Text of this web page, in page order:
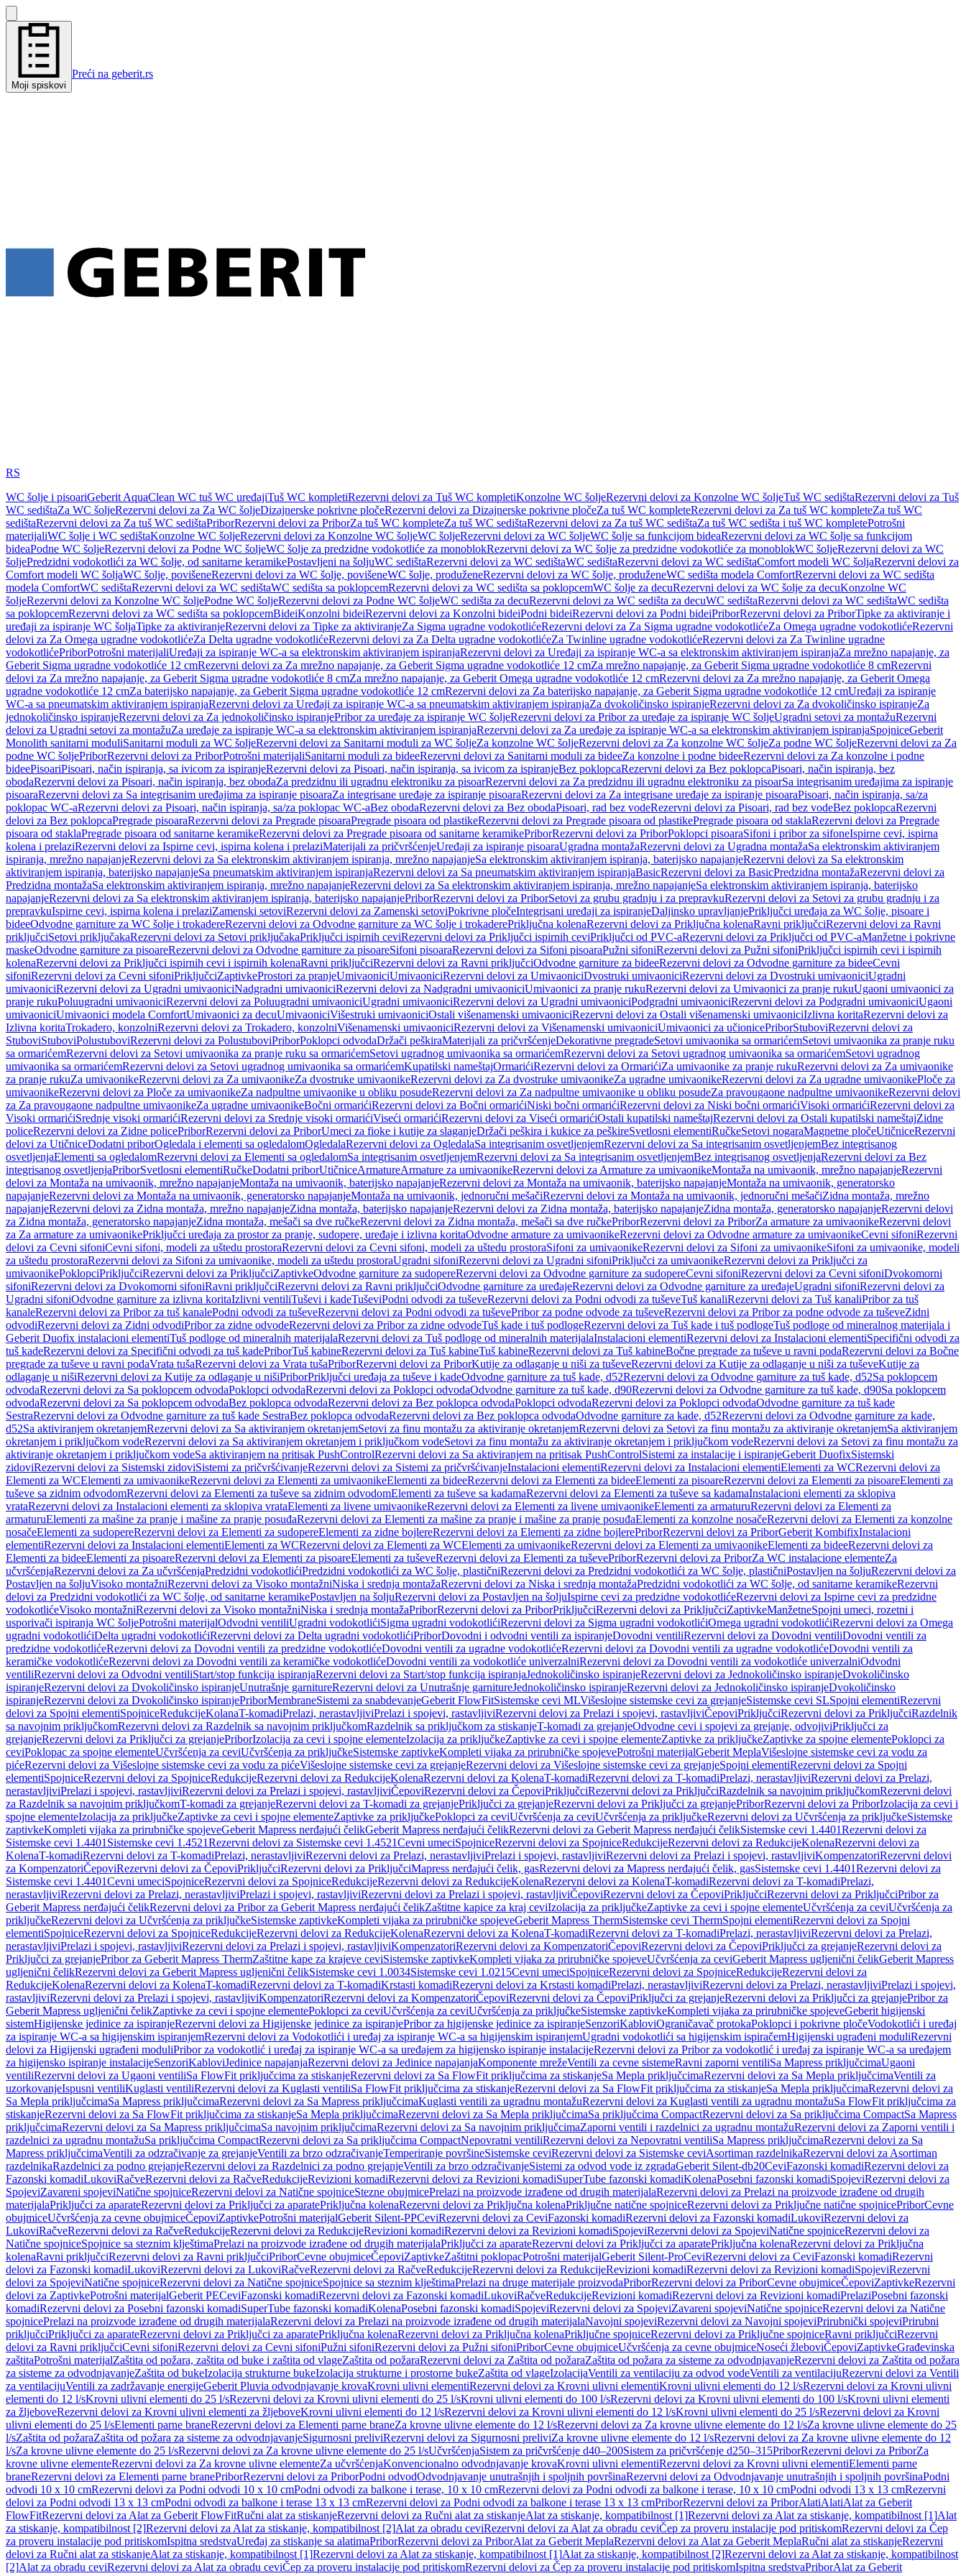
Moji spiskovi
Preći na geberit.rs
RS
WC šolje i pisoariGeberit AquaClean WC tuš WC uređajiTuš WC kompletiRezervni delovi za Tuš WC kompletiKonzolne WC šoljeRezervni delovi za Konzolne WC šoljeTuš WC sedištaRezervni delovi za Tuš
WC sedištaZa WC šoljeRezervni delovi za Za WC šoljeDizajnerske pokrivne pločeRezervni delovi za Dizajnerske pokrivne pločeZa tuš WC kompleteRezervni delovi za Za tuš WC kompleteZa tuš WC
sedištaRezervni delovi za Za tuš WC sedištaPriborRezervni delovi za PriborZa tuš WC kompleteZa tuš WC sedištaRezervni delovi za Za tuš WC sedištaZa tuš WC sedišta i tuš WC kompletePotrošni
materijaliWC šolje i WC sedištaKonzolne WC šoljeRezervni delovi za Konzolne WC šoljeWC šoljeRezervni delovi za WC šoljeWC šolje sa funkcijom bideaRezervni delovi za WC šolje sa funkcijom
bideaPodne WC šoljeRezervni delovi za Podne WC šoljeWC šolje za predzidne vodokotliće za monoblokRezervni delovi za WC šolje za predzidne vodokotliće za monoblokWC šoljeRezervni delovi za WC
šoljePredzidni vodokotlići za WC šolje, od sanitarne keramikePostavljeni na šoljuWC sedištaRezervni delovi za WC sedištaWC sedištaRezervni delovi za WC sedištaComfort modeli WC šoljaRezervni delovi za
Comfort modeli WC šoljaWC šolje, povišeneRezervni delovi za WC šolje, povišeneWC šolje, produženeRezervni delovi za WC šolje, produženeWC sedišta modela ComfortRezervni delovi za WC sedišta
modela ComfortWC sedištaRezervni delovi za WC sedištaWC sedišta sa poklopcemRezervni delovi za WC sedišta sa poklopcemWC šolje za decuRezervni delovi za WC šolje za decuKonzolne WC
šoljeRezervni delovi za Konzolne WC šoljePodne WC šoljeRezervni delovi za Podne WC šoljeWC sedišta za decuRezervni delovi za WC sedišta za decuWC sedištaRezervni delovi za WC sedištaWC sedišta
sa poklopcemRezervni delovi za WC sedišta sa poklopcemBideiKonzolni bideiRezervni delovi za Konzolni bideiPodni bideiRezervni delovi za Podni bideiPriborRezervni delovi za PriborTipke za aktiviranje i
uređaji za ispiranje WC šoljaTipke za aktiviranjeRezervni delovi za Tipke za aktiviranjeZa Sigma ugradne vodokotlićeRezervni delovi za Za Sigma ugradne vodokotlićeZa Omega ugradne vodokotlićeRezervni
delovi za Za Omega ugradne vodokotlićeZa Delta ugradne vodokotlićeRezervni delovi za Za Delta ugradne vodokotlićeZa Twinline ugradne vodokotlićeRezervni delovi za Za Twinline ugradne
vodokotlićePriborPotrošni materijaliUređaji za ispiranje WC-a sa elektronskim aktiviranjem ispiranjaRezervni delovi za Uređaji za ispiranje WC-a sa elektronskim aktiviranjem ispiranjaZa mrežno napajanje, za
Geberit Sigma ugradne vodokotliće 12 cmRezervni delovi za Za mrežno napajanje, za Geberit Sigma ugradne vodokotliće 12 cmZa mrežno napajanje, za Geberit Sigma ugradne vodokotliće 8 cmRezervni
delovi za Za mrežno napajanje, za Geberit Sigma ugradne vodokotliće 8 cmZa mrežno napajanje, za Geberit Omega ugradne vodokotliće 12 cmRezervni delovi za Za mrežno napajanje, za Geberit Omega
ugradne vodokotliće 12 cmZa baterijsko napajanje, za Geberit Sigma ugradne vodokotliće 12 cmRezervni delovi za Za baterijsko napajanje, za Geberit Sigma ugradne vodokotliće 12 cmUređaji za ispiranje
WC-a sa pneumatskim aktiviranjem ispiranjaRezervni delovi za Uređaji za ispiranje WC-a sa pneumatskim aktiviranjem ispiranjaZa dvokoličinsko ispiranjeRezervni delovi za Za dvokoličinsko ispiranjeZa
jednokoličinsko ispiranjeRezervni delovi za Za jednokoličinsko ispiranjePribor za uređaje za ispiranje WC šoljeRezervni delovi za Pribor za uređaje za ispiranje WC šoljeUgradni setovi za montažuRezervni
delovi za Ugradni setovi za montažuZa uređaje za ispiranje WC-a sa elektronskim aktiviranjem ispiranjaRezervni delovi za Za uređaje za ispiranje WC-a sa elektronskim aktiviranjem ispiranjaSpojniceGeberit
Monolith sanitarni moduliSanitarni moduli za WC šoljeRezervni delovi za Sanitarni moduli za WC šoljeZa konzolne WC šoljeRezervni delovi za Za konzolne WC šoljeZa podne WC šoljeRezervni delovi za Za
podne WC šoljePriborRezervni delovi za PriborPotrošni materijaliSanitarni moduli za bideeRezervni delovi za Sanitarni moduli za bideeZa konzolne i podne bideeRezervni delovi za Za konzolne i podne
bideePisoariPisoari, način ispiranja, sa ivicom za ispiranjeRezervni delovi za Pisoari, način ispiranja, sa ivicom za ispiranjeBez poklopcaRezervni delovi za Bez poklopcaPisoari, način ispiranja, bez
obodaRezervni delovi za Pisoari, način ispiranja, bez obodaZa predzidnu ili ugradnu elektroniku za pisoarRezervni delovi za Za predzidnu ili ugradnu elektroniku za pisoarSa integrisanim uređajima za ispiranje
pisoaraRezervni delovi za Sa integrisanim uređajima za ispiranje pisoaraZa integrisane uređaje za ispiranje pisoaraRezervni delovi za Za integrisane uređaje za ispiranje pisoaraPisoari, način ispiranja, sa/za
poklopac WC-aRezervni delovi za Pisoari, način ispiranja, sa/za poklopac WC-aBez obodaRezervni delovi za Bez obodaPisoari, rad bez vodeRezervni delovi za Pisoari, rad bez vodeBez poklopcaRezervni
delovi za Bez poklopcaPregrade pisoaraRezervni delovi za Pregrade pisoaraPregrade pisoara od plastikeRezervni delovi za Pregrade pisoara od plastikePregrade pisoara od staklaRezervni delovi za Pregrade
pisoara od staklaPregrade pisoara od sanitarne keramikeRezervni delovi za Pregrade pisoara od sanitarne keramikePriborRezervni delovi za PriborPoklopci pisoaraSifoni i pribor za sifoneIspirne cevi, ispirna
kolena i prelaziRezervni delovi za Ispirne cevi, ispirna kolena i prelaziMaterijali za pričvršćenjeUređaji za ispiranje pisoaraUgradna montažaRezervni delovi za Ugradna montažaSa elektronskim aktiviranjem
ispiranja, mrežno napajanjeRezervni delovi za Sa elektronskim aktiviranjem ispiranja, mrežno napajanjeSa elektronskim aktiviranjem ispiranja, baterijsko napajanjeRezervni delovi za Sa elektronskim
aktiviranjem ispiranja, baterijsko napajanjeSa pneumatskim aktiviranjem ispiranjaRezervni delovi za Sa pneumatskim aktiviranjem ispiranjaBasicRezervni delovi za BasicPredzidna montažaRezervni delovi za
Predzidna montažaSa elektronskim aktiviranjem ispiranja, mrežno napajanjeRezervni delovi za Sa elektronskim aktiviranjem ispiranja, mrežno napajanjeSa elektronskim aktiviranjem ispiranja, baterijsko
napajanjeRezervni delovi za Sa elektronskim aktiviranjem ispiranja, baterijsko napajanjePriborRezervni delovi za PriborSetovi za grubu gradnju i za prepravkuRezervni delovi za Setovi za grubu gradnju i za
prepravkuIspirne cevi, ispirna kolena i prelaziZamenski setoviRezervni delovi za Zamenski setoviPokrivne pločeIntegrisani uređaji za ispiranjeDaljinsko upravljanjePriključci uređaja za WC šolje, pisoare i
bideeOdvodne garniture za WC šolje i trokadereRezervni delovi za Odvodne garniture za WC šolje i trokaderePriključna kolenaRezervni delovi za Priključna kolenaRavni priključciRezervni delovi za Ravni
priključciSetovi priključakaRezervni delovi za Setovi priključakaPriključci ispirnih ceviRezervni delovi za Priključci ispirnih ceviPriključci od PVC-aRezervni delovi za Priključci od PVC-aManžetne i pokrivne
maskeOdvodne garniture za pisoareRezervni delovi za Odvodne garniture za pisoareSifoni pisoaraRezervni delovi za Sifoni pisoaraPužni sifoniRezervni delovi za Pužni sifoniPriključci ispirnih cevi i ispirnih
kolenaRezervni delovi za Priključci ispirnih cevi i ispirnih kolenaRavni priključciRezervni delovi za Ravni priključciOdvodne garniture za bideeRezervni delovi za Odvodne garniture za bideeCevni
sifoniRezervni delovi za Cevni sifoniPriključciZaptivkeProstori za pranjeUmivaoniciUmivaoniciRezervni delovi za UmivaoniciDvostruki umivaoniciRezervni delovi za Dvostruki umivaoniciUgradni
umivaoniciRezervni delovi za Ugradni umivaoniciNadgradni umivaoniciRezervni delovi za Nadgradni umivaoniciUmivaonici za pranje rukuRezervni delovi za Umivaonici za pranje rukuUgaoni umivaonici za
pranje rukuPoluugradni umivaoniciRezervni delovi za Poluugradni umivaoniciUgradni umivaoniciRezervni delovi za Ugradni umivaoniciPodgradni umivaoniciRezervni delovi za Podgradni umivaoniciUgaoni
umivaoniciUmivaonici modela ComfortUmivaonici za decuUmivaoniciVišestruki umivaoniciOstali višenamenski umivaoniciRezervni delovi za Ostali višenamenski umivaoniciIzlivna koritaRezervni delovi za
Izlivna koritaTrokadero, konzolniRezervni delovi za Trokadero, konzolniVišenamenski umivaoniciRezervni delovi za Višenamenski umivaoniciUmivaonici za učionicePriborStuboviRezervni delovi za
StuboviStuboviPolustuboviRezervni delovi za PolustuboviPriborPoklopci odvodaDržači peškiraMaterijali za pričvršćenjeDekorativne pregradeSetovi umivaonika sa ormarićemSetovi umivaonika za pranje ruku
sa ormarićemRezervni delovi za Setovi umivaonika za pranje ruku sa ormarićemSetovi ugradnog umivaonika sa ormarićemRezervni delovi za Setovi ugradnog umivaonika sa ormarićemSetovi ugradnog
umivaonika sa ormarićemRezervni delovi za Setovi ugradnog umivaonika sa ormarićemKupatilski nameštajOrmarićiRezervni delovi za OrmarićiZa umivaonike za pranje rukuRezervni delovi za Za umivaonike
za pranje rukuZa umivaonikeRezervni delovi za Za umivaonikeZa dvostruke umivaonikeRezervni delovi za Za dvostruke umivaonikeZa ugradne umivaonikeRezervni delovi za Za ugradne umivaonikePloče za
umivaonikeRezervni delovi za Ploče za umivaonikeZa nadpultne umivaonike u obliku posudeRezervni delovi za Za nadpultne umivaonike u obliku posudeZa pravougaone nadpultne umivaonikeRezervni delovi
za Za pravougaone nadpultne umivaonikeZa ugradne umivaonikeBočni ormarićiRezervni delovi za Bočni ormarićiNiski bočni ormarićiRezervni delovi za Niski bočni ormarićiVisoki ormarićiRezervni delovi za
Visoki ormarićiSrednje visoki ormarićiRezervni delovi za Srednje visoki ormarićiViseći ormarićiRezervni delovi za Viseći ormarićiOstali kupatilski nameštajRezervni delovi za Ostali kupatilski nameštajZidne
policeRezervni delovi za Zidne policePriborRezervni delovi za PriborUmeci za fioke i kutije za slaganjeDržači peškira i kukice za peškireSvetlosni elementiRučkeSetovi nogaraMagnetne pločeUtičniceRezervni
delovi za UtičniceDodatni priborOgledala i elementi sa ogledalomOgledalaRezervni delovi za OgledalaSa integrisanim osvetljenjemRezervni delovi za Sa integrisanim osvetljenjemBez integrisanog
osvetljenjaElementi sa ogledalomRezervni delovi za Elementi sa ogledalomSa integrisanim osvetljenjemRezervni delovi za Sa integrisanim osvetljenjemBez integrisanog osvetljenjaRezervni delovi za Bez
integrisanog osvetljenjaPriborSvetlosni elementiRučkeDodatni priborUtičniceArmatureArmature za umivaonikeRezervni delovi za Armature za umivaonikeMontaža na umivaonik, mrežno napajanjeRezervni
delovi za Montaža na umivaonik, mrežno napajanjeMontaža na umivaonik, baterijsko napajanjeRezervni delovi za Montaža na umivaonik, baterijsko napajanjeMontaža na umivaonik, generatorsko
napajanjeRezervni delovi za Montaža na umivaonik, generatorsko napajanjeMontaža na umivaonik, jednoručni mešačiRezervni delovi za Montaža na umivaonik, jednoručni mešačiZidna montaža, mrežno
napajanjeRezervni delovi za Zidna montaža, mrežno napajanjeZidna montaža, baterijsko napajanjeRezervni delovi za Zidna montaža, baterijsko napajanjeZidna montaža, generatorsko napajanjeRezervni delovi
za Zidna montaža, generatorsko napajanjeZidna montaža, mešači sa dve ručkeRezervni delovi za Zidna montaža, mešači sa dve ručkePriborRezervni delovi za PriborZa armature za umivaonikeRezervni delovi
za Za armature za umivaonikePriključci uređaja za prostor za pranje, sudopere, uređaje i izlivna koritaOdvodne armature za umivaonikeRezervni delovi za Odvodne armature za umivaonikeCevni sifoniRezervni
delovi za Cevni sifoniCevni sifoni, modeli za uštedu prostoraRezervni delovi za Cevni sifoni, modeli za uštedu prostoraSifoni za umivaonikeRezervni delovi za Sifoni za umivaonikeSifoni za umivaonike, modeli
za uštedu prostoraRezervni delovi za Sifoni za umivaonike, modeli za uštedu prostoraUgradni sifoniRezervni delovi za Ugradni sifoniPriključci za umivaonikeRezervni delovi za Priključci za
umivaonikePoklopciPriključciRezervni delovi za PriključciZaptivkeOdvodne garniture za sudopereRezervni delovi za Odvodne garniture za sudopereCevni sifoniRezervni delovi za Cevni sifoniDvokomorni
sifoniRezervni delovi za Dvokomorni sifoniRavni priključciRezervni delovi za Ravni priključciOdvodne garniture za uređajeRezervni delovi za Odvodne garniture za uređajeUgradni sifoniRezervni delovi za
Ugradni sifoniOdvodne garniture za izlivna koritaIzlivni ventiliTuševi i kadeTuševiPodni odvodi za tuševeRezervni delovi za Podni odvodi za tuševeTuš kanaliRezervni delovi za Tuš kanaliPribor za tuš
kanaleRezervni delovi za Pribor za tuš kanalePodni odvodi za tuševeRezervni delovi za Podni odvodi za tuševePribor za podne odvode za tuševeRezervni delovi za Pribor za podne odvode za tuševeZidni
odvodiRezervni delovi za Zidni odvodiPribor za zidne odvodeRezervni delovi za Pribor za zidne odvodeTuš kade i tuš podlogeRezervni delovi za Tuš kade i tuš podlogeTuš podloge od mineralnog materijala i
Geberit Duofix instalacioni elementiTuš podloge od mineralnih materijalaRezervni delovi za Tuš podloge od mineralnih materijalaInstalacioni elementiRezervni delovi za Instalacioni elementiSpecifični odvodi za
tuš kadeRezervni delovi za Specifični odvodi za tuš kadePriborTuš kabineRezervni delovi za Tuš kabineTuš kabineRezervni delovi za Tuš kabineBočne pregrade za tuševe u ravni podaRezervni delovi za Bočne
pregrade za tuševe u ravni podaVrata tušaRezervni delovi za Vrata tušaPriborRezervni delovi za PriborKutije za odlaganje u niši za tuševeRezervni delovi za Kutije za odlaganje u niši za tuševeKutije za
odlaganje u nišiRezervni delovi za Kutije za odlaganje u nišiPriborPriključci uređaja za tuševe i kadeOdvodne garniture za tuš kade, d52Rezervni delovi za Odvodne garniture za tuš kade, d52Sa poklopcem
odvodaRezervni delovi za Sa poklopcem odvodaPoklopci odvodaRezervni delovi za Poklopci odvodaOdvodne garniture za tuš kade, d90Rezervni delovi za Odvodne garniture za tuš kade, d90Sa poklopcem
odvodaRezervni delovi za Sa poklopcem odvodaBez poklopca odvodaRezervni delovi za Bez poklopca odvodaPoklopci odvodaRezervni delovi za Poklopci odvodaOdvodne garniture za tuš kade
SestraRezervni delovi za Odvodne garniture za tuš kade SestraBez poklopca odvodaRezervni delovi za Bez poklopca odvodaOdvodne garniture za kade, d52Rezervni delovi za Odvodne garniture za kade,
d52Sa aktiviranjem okretanjemRezervni delovi za Sa aktiviranjem okretanjemSetovi za finu montažu za aktiviranje okretanjemRezervni delovi za Setovi za finu montažu za aktiviranje okretanjemSa aktiviranjem
okretanjem i priključkom vodeRezervni delovi za Sa aktiviranjem okretanjem i priključkom vodeSetovi za finu montažu za aktiviranje okretanjem i priključkom vodeRezervni delovi za Setovi za finu montažu za
aktiviranje okretanjem i priključkom vodeSa aktiviranjem na pritisak PushControlRezervni delovi za Sa aktiviranjem na pritisak PushControlSistemi za instalacije i ispiranjeGeberit DuofixSistemski
zidoviRezervni delovi za Sistemski zidoviSistemi za pričvršćivanjeRezervni delovi za Sistemi za pričvršćivanjeInstalacioni elementiRezervni delovi za Instalacioni elementiElementi za WCRezervni delovi za
Elementi za WCElementi za umivaonikeRezervni delovi za Elementi za umivaonikeElementi za bideeRezervni delovi za Elementi za bideeElementi za pisoareRezervni delovi za Elementi za pisoareElementi za
tuševe sa zidnim odvodomRezervni delovi za Elementi za tuševe sa zidnim odvodomElementi za tuševe sa kadamaRezervni delovi za Elementi za tuševe sa kadamaInstalacioni elementi za sklopiva
vrataRezervni delovi za Instalacioni elementi za sklopiva vrataElementi za livene umivaonikeRezervni delovi za Elementi za livene umivaonikeElementi za armaturuRezervni delovi za Elementi za
armaturuElementi za mašine za pranje i mašine za pranje posuđaRezervni delovi za Elementi za mašine za pranje i mašine za pranje posuđaElementi za konzolne nosačeRezervni delovi za Elementi za konzolne
nosačeElementi za sudopereRezervni delovi za Elementi za sudopereElementi za zidne bojlereRezervni delovi za Elementi za zidne bojlerePriborRezervni delovi za PriborGeberit KombifixInstalacioni
elementiRezervni delovi za Instalacioni elementiElementi za WCRezervni delovi za Elementi za WCElementi za umivaonikeRezervni delovi za Elementi za umivaonikeElementi za bideeRezervni delovi za
Elementi za bideeElementi za pisoareRezervni delovi za Elementi za pisoareElementi za tuševeRezervni delovi za Elementi za tuševePriborRezervni delovi za PriborZa WC instalacione elementeZa
učvršćenjaRezervni delovi za Za učvršćenjaPredzidni vodokotlićiPredzidni vodokotlići za WC šolje, plastičniRezervni delovi za Predzidni vodokotlići za WC šolje, plastičniPostavljen na šoljuRezervni delovi za
Postavljen na šoljuVisoko montažniRezervni delovi za Visoko montažniNiska i srednja montažaRezervni delovi za Niska i srednja montažaPredzidni vodokotlići za WC šolje, od sanitarne keramikeRezervni
delovi za Predzidni vodokotlići za WC šolje, od sanitarne keramikePostavljen na šoljuRezervni delovi za Postavljen na šoljuIspirne cevi za predzidne vodokotlićeRezervni delovi za Ispirne cevi za predzidne
vodokotlićeVisoko montažniRezervni delovi za Visoko montažniNiska i srednja montažaPriborRezervni delovi za PriborPriključciRezervni delovi za PriključciZaptivkeManžetneSpojni umeci, rozetni i
usporivači ispiranja WC šoljePotrošni materijalOdvodni ventiliUgradni vodokotlićiSigma ugradni vodokotlićiRezervni delovi za Sigma ugradni vodokotlićiOmega ugradni vodokotlićiRezervni delovi za Omega
ugradni vodokotlićiDelta ugradni vodokotlićiRezervni delovi za Delta ugradni vodokotlićiPriborDovodni i odvodni ventili za ispiranjeDovodni ventiliRezervni delovi za Dovodni ventiliDovodni ventili za
predzidne vodokotlićeRezervni delovi za Dovodni ventili za predzidne vodokotlićeDovodni ventili za ugradne vodokotlićeRezervni delovi za Dovodni ventili za ugradne vodokotlićeDovodni ventili za
keramičke vodokotlićeRezervni delovi za Dovodni ventili za keramičke vodokotlićeDovodni ventili za vodokotliće univerzalniRezervni delovi za Dovodni ventili za vodokotliće univerzalniOdvodni
ventiliRezervni delovi za Odvodni ventiliStart/stop funkcija ispiranjaRezervni delovi za Start/stop funkcija ispiranjaJednokoličinsko ispiranjeRezervni delovi za Jednokoličinsko ispiranjeDvokoličinsko
ispiranjeRezervni delovi za Dvokoličinsko ispiranjeUnutrašnje garnitureRezervni delovi za Unutrašnje garnitureJednokoličinsko ispiranjeRezervni delovi za Jednokoličinsko ispiranjeDvokoličinsko
ispiranjeRezervni delovi za Dvokoličinsko ispiranjePriborMembraneSistemi za snabdevanjeGeberit FlowFitSistemske cevi MLVišeslojne sistemske cevi za grejanjeSistemske cevi SLSpojni elementiRezervni
delovi za Spojni elementiSpojniceRedukcijeKolanaT-komadiPrelazi, nerastavljiviPrelazi i spojevi, rastavljiviRezervni delovi za Prelazi i spojevi, rastavljiviČepoviPriključciRezervni delovi za PriključciRazdelnik
sa navojnim priključkomRezervni delovi za Razdelnik sa navojnim priključkomRazdelnik sa priključkom za stiskanjeT-komadi za grejanjeOdvodne cevi i spojevi za grejanje, odvojiviPriključci za
grejanjeRezervni delovi za Priključci za grejanjePriborIzolacija za cevi i spojne elementeIzolacija za priključkeZaptivke za cevi i spojne elementeZaptivke za priključkeZaptivke za spojne elementePoklopci za
ceviPoklopac za spojne elementeUčvršćenja za ceviUčvršćenja za priključkeSistemske zaptivkeKompleti vijaka za prirubničke spojevePotrošni materijalGeberit MeplaVišeslojne sistemske cevi za vodu za
pićeRezervni delovi za Višeslojne sistemske cevi za vodu za pićeVišeslojne sistemske cevi za grejanjeRezervni delovi za Višeslojne sistemske cevi za grejanjeSpojni elementiRezervni delovi za Spojni
elementiSpojniceRezervni delovi za SpojniceRedukcijeRezervni delovi za RedukcijeKolenaRezervni delovi za KolenaT-komadiRezervni delovi za T-komadiPrelazi, nerastavljiviRezervni delovi za Prelazi,
nerastavljiviPrelazi i spojevi, rastavljiviRezervni delovi za Prelazi i spojevi, rastavljiviČepoviRezervni delovi za ČepoviPriključciRezervni delovi za PriključciRazdelnik sa navojnim priključkomRezervni delovi
za Razdelnik sa navojnim priključkomT-komadi za grejanjeRezervni delovi za T-komadi za grejanjePriključci za grejanjeRezervni delovi za Priključci za grejanjePriborRezervni delovi za PriborIzolacija za cevi i
spojne elementeIzolacija za priključkeZaptivke za cevi i spojne elementeZaptivke za priključkePoklopci za ceviUčvršćenja za ceviUčvršćenja za priključkeRezervni delovi za Učvršćenja za priključkeSistemske
zaptivkeKompleti vijaka za prirubničke spojeveGeberit Mapress nerđajući čelikGeberit Mapress nerđajući čelikRezervni delovi za Geberit Mapress nerđajući čelikSistemske cevi 1.4401Rezervni delovi za
Sistemske cevi 1.4401 Sistemske cevi 1.4521Rezervni delovi za Sistemske cevi 1.4521Cevni umeciSpojniceRezervni delovi za SpojniceRedukcijeRezervni delovi za RedukcijeKolenaRezervni delovi za
KolenaT-komadiRezervni delovi za T-komadiPrelazi, nerastavljiviRezervni delovi za Prelazi, nerastavljiviPrelazi i spojevi, rastavljiviRezervni delovi za Prelazi i spojevi, rastavljiviKompenzatoriRezervni delovi
za KompenzatoriČepoviRezervni delovi za ČepoviPriključciRezervni delovi za PriključciMapress nerđajući čelik, gasRezervni delovi za Mapress nerđajući čelik, gasSistemske cevi 1.4401Rezervni delovi za
Sistemske cevi 1.4401Cevni umeciSpojniceRezervni delovi za SpojniceRedukcijeRezervni delovi za RedukcijeKolenaRezervni delovi za KolenaT-komadiRezervni delovi za T-komadiPrelazi,
nerastavljiviRezervni delovi za Prelazi, nerastavljiviPrelazi i spojevi, rastavljiviRezervni delovi za Prelazi i spojevi, rastavljiviČepoviRezervni delovi za ČepoviPriključciRezervni delovi za PriključciPribor za
Geberit Mapress nerđajući čelikRezervni delovi za Pribor za Geberit Mapress nerđajući čelikZaštitne kapice za kraj ceviIzolacija za priključkeZaptivke za cevi i spojne elementeUčvršćenja za ceviUčvršćenja za
priključkeRezervni delovi za Učvršćenja za priključkeSistemske zaptivkeKompleti vijaka za prirubničke spojeveGeberit Mapress ThermSistemske cevi ThermSpojni elementiRezervni delovi za Spojni
elementiSpojniceRezervni delovi za SpojniceRedukcijeRezervni delovi za RedukcijeKolenaRezervni delovi za KolenaT-komadiRezervni delovi za T-komadiPrelazi, nerastavljiviRezervni delovi za Prelazi,
nerastavljiviPrelazi i spojevi, rastavljiviRezervni delovi za Prelazi i spojevi, rastavljiviKompenzatoriRezervni delovi za KompenzatoriČepoviRezervni delovi za ČepoviPriključci za grejanjeRezervni delovi za
Priključci za grejanjePribor za Geberit Mapress ThermZaštitne kape za krajeve ceviSistemske zaptivkeKompleti vijaka za prirubničke spojeveUčvršćenja za ceviGeberit Mapress ugljenični čelikGeberit Mapress
ugljenični čelikRezervni delovi za Geberit Mapress ugljenični čelikSistemske cevi 1.0034Sistemske cevi 1.0215Cevni umeciSpojniceRezervni delovi za SpojniceRedukcijeRezervni delovi za
RedukcijeKolenaRezervni delovi za KolenaT-komadiRezervni delovi za T-komadiKrstasti komadiRezervni delovi za Krstasti komadiPrelazi, nerastavljiviRezervni delovi za Prelazi, nerastavljiviPrelazi i spojevi,
rastavljiviRezervni delovi za Prelazi i spojevi, rastavljiviKompenzatoriRezervni delovi za KompenzatoriČepoviRezervni delovi za ČepoviPriključci za grejanjeRezervni delovi za Priključci za grejanjePribor za
Geberit Mapress ugljenični čelikZaptivke za cevi i spojne elementePoklopci za ceviUčvršćenja za ceviUčvršćenja za priključkeSistemske zaptivkeKompleti vijaka za prirubničke spojeveGeberit higijenski
sistemHigijenske jedinice za ispiranjeRezervni delovi za Higijenske jedinice za ispiranjePribor za higijenske jedinice za ispiranjeSenzoriKabloviOgraničavač protokaPoklopci i pokrivne pločeVodokotlići i uređaj
za ispiranje WC-a sa higijenskim ispiranjemRezervni delovi za Vodokotlići i uređaj za ispiranje WC-a sa higijenskim ispiranjemUgradni vodokotlići sa higijenskim ispiračemHigijenski ugrađeni moduliRezervni
delovi za Higijenski ugrađeni moduliPribor za vodokotlić i uređaj za ispiranje WC-a sa uređajem za higijensko ispiranje instalacijeRezervni delovi za Pribor za vodokotlić i uređaj za ispiranje WC-a sa uređajem
za higijensko ispiranje instalacijeSenzoriKabloviJedinice napajanjaRezervni delovi za Jedinice napajanjaKomponente mrežeVentili za cevne sistemeRavni zaporni ventiliSa Mapress priključcimaUgaoni
ventiliRezervni delovi za Ugaoni ventiliSa FlowFit priključcima za stiskanjeRezervni delovi za Sa FlowFit priključcima za stiskanjeSa Mepla priključcimaRezervni delovi za Sa Mepla priključcimaVentili za
uzorkovanjeIspusni ventiliKuglasti ventiliRezervni delovi za Kuglasti ventiliSa FlowFit priključcima za stiskanjeRezervni delovi za Sa FlowFit priključcima za stiskanjeSa Mepla priključcimaRezervni delovi za
Sa Mepla priključcimaSa Mapress priključcimaRezervni delovi za Sa Mapress priključcimaKuglasti ventili za ugradnu montažuRezervni delovi za Kuglasti ventili za ugradnu montažuSa FlowFit priključcima za
stiskanjeRezervni delovi za Sa FlowFit priključcima za stiskanjeSa Mepla priključcimaRezervni delovi za Sa Mepla priključcimaSa priključcima CompactRezervni delovi za Sa priključcima CompactSa Mapress
priključcimaRezervni delovi za Sa Mapress priključcimaSa navojnim priključcimaRezervni delovi za Sa navojnim priključcimaZaporni ventili i razdelnici za ugradnu montažuRezervni delovi za Zaporni ventili i
razdelnici za ugradnu montažuSa priključcima CompactRezervni delovi za Sa priključcima CompactNepovratni ventiliRezervni delovi za Nepovratni ventiliSa Mapress priključcimaRezervni delovi za Sa
Mapress priključcimaVentili za odzračivanje za grejanjeVentili za brzo odzračivanjeTemperiranje površineSistemske ceviRezervni delovi za Sistemske ceviAsortiman razdelnikaRezervni delovi za Asortiman
razdelnikaRazdelnici za podno grejanjeRezervni delovi za Razdelnici za podno grejanjeVentili za brzo odzračivanjeSistemi za odvod vode iz zgradaGeberit Silent-db20CeviFazonski komadiRezervni delovi za
Fazonski komadiLukoviRačveRezervni delovi za RačveRedukcijeRevizioni komadiRezervni delovi za Revizioni komadiSuperTube fazonski komadiKolenaPosebni fazonski komadiSpojeviRezervni delovi za
SpojeviZavareni spojeviNatične spojniceRezervni delovi za Natične spojniceStezne obujmicePrelazi na proizvode izrađene od drugih materijalaRezervni delovi za Prelazi na proizvode izrađene od drugih
materijalaPriključci za aparateRezervni delovi za Priključci za aparatePriključna kolenaRezervni delovi za Priključna kolenaPriključne natične spojniceRezervni delovi za Priključne natične spojnicePriborCevne
obujmiceUčvršćenja za cevne obujmiceČepoviZaptivkePotrošni materijalGeberit Silent-PPCeviRezervni delovi za CeviFazonski komadiRezervni delovi za Fazonski komadiLukoviRezervni delovi za
LukoviRačveRezervni delovi za RačveRedukcijeRezervni delovi za RedukcijeRevizioni komadiRezervni delovi za Revizioni komadiSpojeviRezervni delovi za SpojeviNatične spojniceRezervni delovi za
Natične spojniceSpojnice sa steznim klještimaPrelazi na proizvode izrađene od drugih materijalaPriključci za aparateRezervni delovi za Priključci za aparatePriključna kolenaRezervni delovi za Priključna
kolenaRavni priključciRezervni delovi za Ravni priključciPriborCevne obujmiceČepoviZaptivkeZaštitni poklopacPotrošni materijalGeberit Silent-ProCeviRezervni delovi za CeviFazonski komadiRezervni
delovi za Fazonski komadiLukoviRezervni delovi za LukoviRačveRezervni delovi za RačveRedukcijeRezervni delovi za RedukcijeRevizioni komadiRezervni delovi za Revizioni komadiSpojeviRezervni
delovi za SpojeviNatične spojniceRezervni delovi za Natične spojniceSpojnice sa steznim klještimaPrelazi na druge materijale proizvodaPriborRezervni delovi za PriborCevne obujmiceČepoviZaptivkeRezervni
delovi za ZaptivkePotrošni materijalGeberit PECeviFazonski komadiRezervni delovi za Fazonski komadiLukoviRačveRedukcijeRevizioni komadiRezervni delovi za Revizioni komadiPrelaziPosebni fazonski
komadiRezervni delovi za Posebni fazonski komadiSuperTube fazonski komadiKolenaPosebni fazonski komadiSpojeviRezervni delovi za SpojeviZavareni spojeviNatične spojniceRezervni delovi za Natične
spojnicePrelazi na proizvode izrađene od drugih materijalaRezervni delovi za Prelazi na proizvode izrađene od drugih materijalaNavojni spojeviRezervni delovi za Navojni spojeviPrirubnički spojeviPrirubni
priključciPriključci za aparateRezervni delovi za Priključci za aparatePriključna kolenaRezervni delovi za Priključna kolenaPriključne spojniceRezervni delovi za Priključne spojniceRavni priključciRezervni
delovi za Ravni priključciCevni sifoniRezervni delovi za Cevni sifoniPužni sifoniRezervni delovi za Pužni sifoniPriborCevne obujmiceUčvršćenja za cevne obujmiceNoseći žleboviČepoviZaptivkeGrađevinska
zaštitaPotrošni materijalZaštita od požara, zaštita od buke i zaštita od vlageZaštita od požaraRezervni delovi za Zaštita od požaraZaštita od požara za sisteme za odvodnjavanjeRezervni delovi za Zaštita od požara
za sisteme za odvodnjavanjeZaštita od bukeIzolacija strukturne bukeIzolacija strukturne i prostorne bukeZaštita od vlageIzolacijaVentili za ventilaciju za odvod vodeVentili za ventilacijuRezervni delovi za Ventili
za ventilacijuVentili za zadržavanje energijeGeberit Pluvia odvodnjavanje krovaKrovni ulivni elementiRezervni delovi za Krovni ulivni elementiKrovni ulivni elementi do 12 l/sRezervni delovi za Krovni ulivni
elementi do 12 l/sKrovni ulivni elementi do 25 l/sRezervni delovi za Krovni ulivni elementi do 25 l/sKrovni ulivni elementi do 100 l/sRezervni delovi za Krovni ulivni elementi do 100 l/sKrovni ulivni elementi
za žljeboveRezervni delovi za Krovni ulivni elementi za žljeboveKrovni ulivni elementi do 12 l/sRezervni delovi za Krovni ulivni elementi do 12 l/sKrovni ulivni elementi do 25 l/sRezervni delovi za Krovni
ulivni elementi do 25 l/sElementi parne braneRezervni delovi za Elementi parne braneZa krovne ulivne elemente do 12 l/sRezervni delovi za Za krovne ulivne elemente do 12 l/sZa krovne ulivne elemente do 25
l/sZaštita od požaraZaštita od požara za sisteme za odvodnjavanjeSigurnosni preliviRezervni delovi za Sigurnosni preliviZa krovne ulivne elemente do 12 l/sRezervni delovi za Za krovne ulivne elemente do 12
l/sZa krovne ulivne elemente do 25 l/sRezervni delovi za Za krovne ulivne elemente do 25 l/sUčvršćenjaSistem za pričvršćenje d40–200Sistem za pričvršćenje d250–315PriborRezervni delovi za PriborZa
krovne ulivne elementeRezervni delovi za Za krovne ulivne elementeZa učvršćenjaKonvencionalno odvodnjavanje krovaKrovni ulivni elementiRezervni delovi za Krovni ulivni elementiElementi parne
braneRezervni delovi za Elementi parne branePriborRezervni delovi za PriborPodni odvodOdvodnjavanje unutrašnjih i spoljnih površinaRezervni delovi za Odvodnjavanje unutrašnjih i spoljnih površinaPodni
odvodi 10 x 10 cmRezervni delovi za Podni odvodi 10 x 10 cmPodni odvodi za balkone i terase, 10 x 10 cmRezervni delovi za Podni odvodi za balkone i terase, 10 x 10 cmPodni odvodi 13 x 13 cmRezervni
delovi za Podni odvodi 13 x 13 cmPodni odvodi za balkone i terase 13 x 13 cmRezervni delovi za Podni odvodi za balkone i terase 13 x 13 cmPriborRezervni delovi za PriborAlatiAlatiAlat za Geberit
FlowFitRezervni delovi za Alat za Geberit FlowFitRučni alat za stiskanjeRezervni delovi za Ručni alat za stiskanjeAlat za stiskanje, kompatibilnost [1]Rezervni delovi za Alat za stiskanje, kompatibilnost [1]Alat
za stiskanje, kompatibilnost [2]Rezervni delovi za Alat za stiskanje, kompatibilnost [2]Alat za obradu ceviRezervni delovi za Alat za obradu ceviČep za proveru instalacije pod pritiskomRezervni delovi za Čep
za proveru instalacije pod pritiskomIspitna sredstvaUređaj za stiskanje sa alatimaPriborRezervni delovi za PriborAlat za Geberit MeplaRezervni delovi za Alat za Geberit MeplaRučni alat za stiskanjeRezervni
delovi za Ručni alat za stiskanjeAlat za stiskanje, kompatibilnost [1]Rezervni delovi za Alat za stiskanje, kompatibilnost [1]Alat za stiskanje, kompatibilnost [2]Rezervni delovi za Alat za stiskanje, kompatibilnost
[2]Alat za obradu ceviRezervni delovi za Alat za obradu ceviČep za proveru instalacije pod pritiskomRezervni delovi za Čep za proveru instalacije pod pritiskomIspitna sredstvaPriborAlat za Geberit